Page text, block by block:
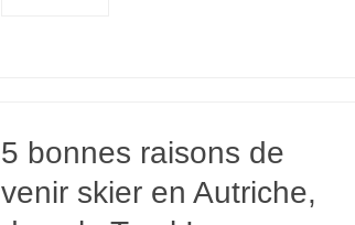
5 bonnes raisons de
venir skier en Autriche,